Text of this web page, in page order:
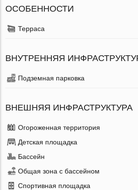
ОСОБЕННОСТИ
Терраса
ВНУТРЕННЯЯ
Подземная парковка
ВНЕШНЯЯ ИНФРАСТРУКТУРА
Огороженная территория
Детская площадка
Бассейн
Общая зона с бассейном
Спортивная площадка